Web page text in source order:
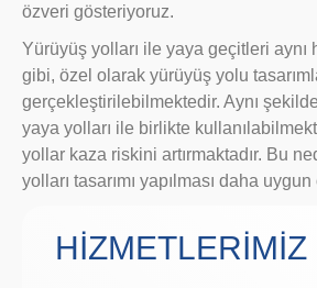
HİZMETLERİMİZ
özveri gösteriyoruz.
Yürüyüş yolları ile yaya geçitleri aynı
gibi, özel olarak yürüyüş yolu
gerçekleştirilebilmektedir. Aynı
yaya yolları ile birlikte
yollar kaza riskini artırmaktadır. Bu
yolları tasarımı yapılması daha